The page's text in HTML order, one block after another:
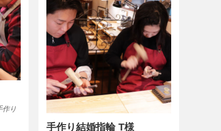
作り
手作り結婚指輪 T様